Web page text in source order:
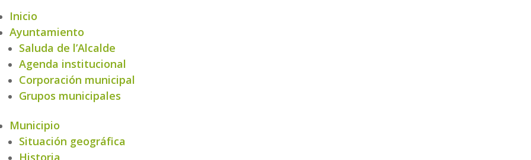
Inicio
Ayuntamiento
Saluda de l’Alcalde
Agenda institucional
Corporación municipal
Grupos municipales
Municipio
Situación geográfica
Historia